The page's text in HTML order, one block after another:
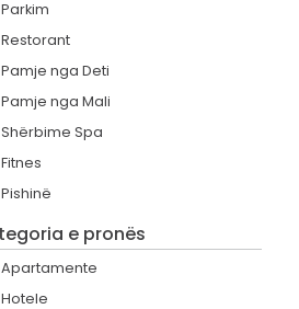
Parkim
Restorant
Pamje nga Deti
Pamje nga Mali
Shërbime Spa
Fitnes
Pishinë
e pronës
Apartamente
Hotele